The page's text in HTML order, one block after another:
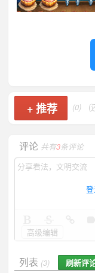
+推荐 (0) (
评论 共有3条评论
高级编辑
列表 (3) 刷新评